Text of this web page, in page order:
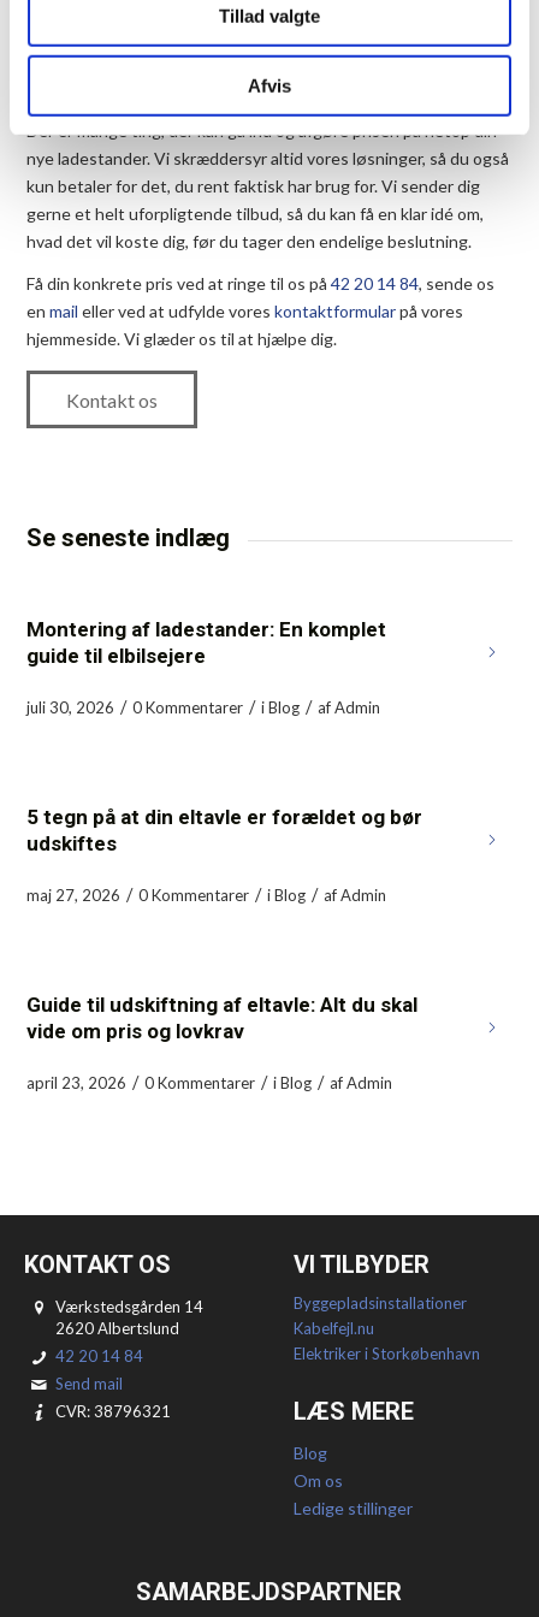
Tillad valgte
Afvis
FÅ ET SKRÆDDERSYET
TILBUD OG HØR MERE
Der er mange ting, der kan gå ind og afgøre prisen på netop din
nye ladestander. Vi skræddersyr altid vores løsninger, så du også
kun betaler for det, du rent faktisk har brug for. Vi sender dig
gerne et helt uforpligtende tilbud, så du kan få en klar idé om,
hvad det vil koste dig, før du tager den endelige beslutning.
Få din konkrete pris ved at ringe til os på42 20 14 84, sende os
enmail eller ved at udfylde voreskontaktformularpå vores
hjemmeside. Vi glæder os til at hjælpe dig.
Kontakt os
Se seneste indlæg
Montering af ladestander: En komplet
guide til elbilsejere
juli 30, 2026 / 0 Kommentarer / iBlog / afAdmin
5 tegn på at din eltavle er forældet og bør
udskiftes
maj 27, 2026 / 0 Kommentarer / iBlog / afAdmin
Guide til udskiftning af eltavle: Alt du skal
vide om pris og lovkrav
april 23, 2026 / 0 Kommentarer / iBlog / afAdmin
KONTAKT OS
Værkstedsgården 14
2620 Albertslund
42 20 14 84
Send mail
CVR: 38796321
VI TILBYDER
Byggepladsinstallationer
Kabelfejl.nu
Elektriker i Storkøbenhavn
LÆS MERE
Blog
Om os
Ledige stillinger
SAMARBEJDSPARTNER